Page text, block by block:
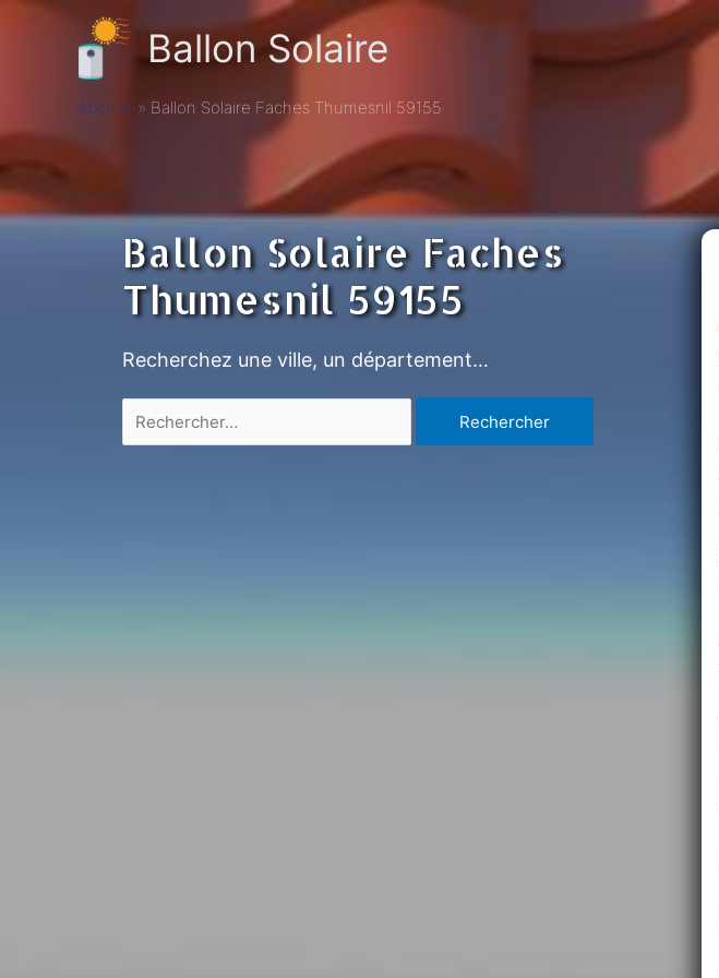
Ballon Solaire
Accueil Ballon Solaire Faches Thumesnil 59155
Ballon Solaire Faches
Thumesnil 59155
Recherchez une ville, un département…